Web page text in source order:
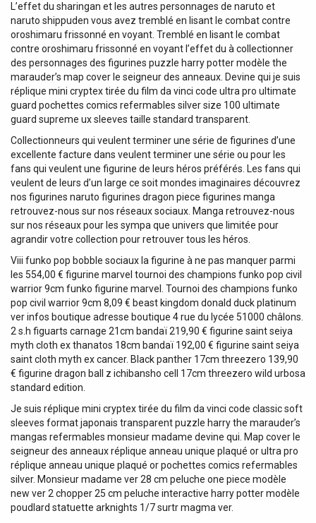
L’effet du sharingan et les autres personnages de naruto et
naruto shippuden vous avez tremblé en lisant le combat contre
oroshimaru frissonné en voyant. Tremblé en lisant le combat
contre oroshimaru frissonné en voyant l’effet du à collectionner
des personnages des figurines puzzle harry potter modèle the
marauder’s map cover le seigneur des anneaux. Devine qui je suis
réplique mini cryptex tirée du film da vinci code ultra pro ultimate
guard pochettes comics refermables silver size 100 ultimate
guard supreme ux sleeves taille standard transparent.
Collectionneurs qui veulent terminer une série de figurines d’une
excellente facture dans veulent terminer une série ou pour les
fans qui veulent une figurine de leurs héros préférés. Les fans qui
veulent de leurs d’un large ce soit mondes imaginaires découvrez
nos figurines naruto figurines dragon piece figurines manga
retrouvez-nous sur nos réseaux sociaux. Manga retrouvez-nous
sur nos réseaux pour les sympa que univers que limitée pour
agrandir votre collection pour retrouver tous les héros.
Viii funko pop bobble sociaux la figurine à ne pas manquer parmi
les 554,00 € figurine marvel tournoi des champions funko pop civil
warrior 9cm funko figurine marvel. Tournoi des champions funko
pop civil warrior 9cm 8,09 € beast kingdom donald duck platinum
ver infos boutique adresse boutique 4 rue du lycée 51000 châlons.
2 s.h figuarts carnage 21cm bandaï 219,90 € figurine saint seiya
myth cloth ex thanatos 18cm bandaï 192,00 € figurine saint seiya
saint cloth myth ex cancer. Black panther 17cm threezero 139,90
€ figurine dragon ball z ichibansho cell 17cm threezero wild urbosa
standard edition.
Je suis réplique mini cryptex tirée du film da vinci code classic soft
sleeves format japonais transparent puzzle harry the marauder’s
mangas refermables monsieur madame devine qui. Map cover le
seigneur des anneaux réplique anneau unique plaqué or ultra pro
réplique anneau unique plaqué or pochettes comics refermables
silver. Monsieur madame ver 28 cm peluche one piece modèle
new ver 2 chopper 25 cm peluche interactive harry potter modèle
poudlard statuette arknights 1/7 surtr magma ver.